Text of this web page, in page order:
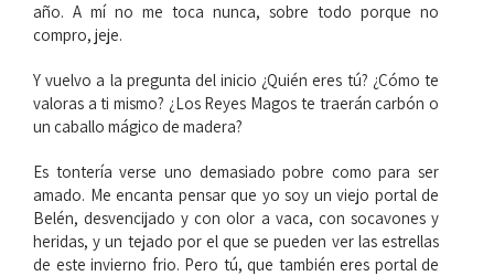
año. A mí no me toca nunca, sobre todo porque no
compro, jeje.
Y vuelvo a la pregunta del inicio ¿Quién eres tú? ¿Cómo te
valoras a ti mismo? ¿Los Reyes Magos te traerán carbón o
un caballo mágico de madera?
Es tontería verse uno demasiado pobre como para ser
amado. Me encanta pensar que yo soy un viejo portal de
Belén, desvencijado y con olor a vaca, con socavones y
heridas, y un tejado por el que se pueden ver las estrellas
de este invierno frio. Pero tú, que también eres portal de